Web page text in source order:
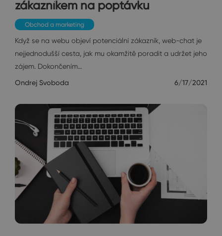
zákazníkem na poptávku
Obchod a marketing
Když se na webu objeví potenciální zákazník, web-chat je
nejjednodušší cesta, jak mu okamžitě poradit a udržet jeho
zájem. Dokončením…
Ondrej Svoboda 6/17/2021